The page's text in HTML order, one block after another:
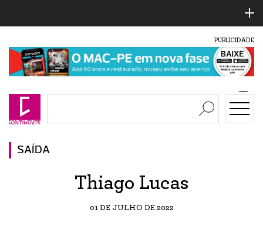
PUBLICIDADE
SAÍDA
Thiago Lucas
01 DE JULHO DE 2022